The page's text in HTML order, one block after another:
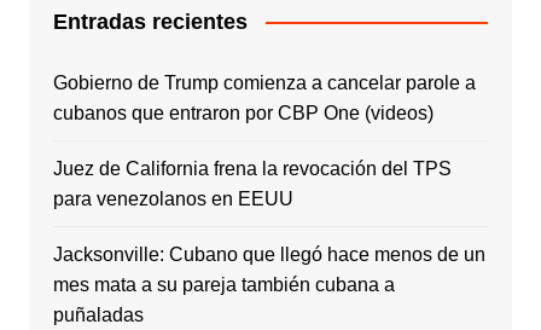
Entradas recientes
Gobierno de Trump comienza a cancelar parole a
cubanos que entraron por CBP One (videos)
Juez de California frena la revocación del TPS
para venezolanos en EEUU
Jacksonville: Cubano que llegó hace menos de un
mes mata a su pareja también cubana a
puñaladas